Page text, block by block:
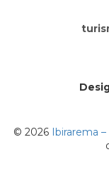
© 2026 Ibirarema